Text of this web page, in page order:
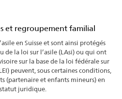
et regroupement familial
en Suisse et sont ainsi protégés
de la loi sur l’asile (LAsi) ou qui ont
sur la base de la loi fédérale sur
peuvent, sous certaines conditions,
(partenaire et enfants mineurs) en
juridique.